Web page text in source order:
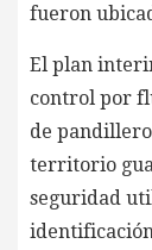
fueron
El plan
control por
de
territorio
seguridad